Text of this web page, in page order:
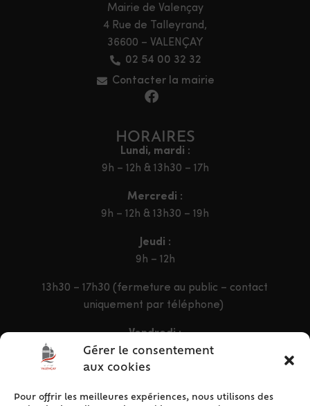
Gérer le consentement
aux cookies
Pour offrir les meilleures expériences, nous utilisons des
Mairie de Valençay
4 Rue de Talleyrand,
36600 – VALENÇAY
02 54 00 32 32
Contacter la mairie
HORAIRES
Lundi, mardi :
9h – 12h & 13h30 – 17h
Mercredi :
9h – 12h & 13h30 – 19h
Jeudi :
9h – 12h
13h30 – 17h30 (fermeture au public – contact
uniquement par téléphone)
Vendredi :
9h – 12h & 13h30 – 16h30